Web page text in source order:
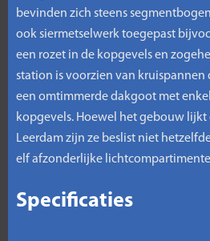
bevinden zich steens
ook siermetselwerk toegepast
een rozet in de kopgevels en
station is voorzien van
een omtimmerde dakgoot met
kopgevels. Hoewel het gebouw
Leerdam zijn ze beslist niet
elf afzonderlijke
Specificaties